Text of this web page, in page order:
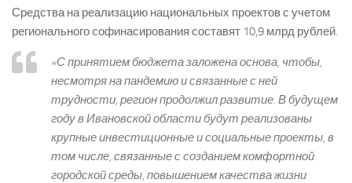
Средства на реализацию национальных проектов с учетом
регионального софинасирования составят 10,9 млрд рублей.
«С принятием бюджета заложена основа, чтобы,
несмотря на пандемию и связанные с ней
трудности, регион продолжил развитие. В будущем
году в Ивановской области будут реализованы
крупные инвестиционные и социальные проекты, в
том числе, связанные с созданием комфортной
городской среды, повышением качества жизни